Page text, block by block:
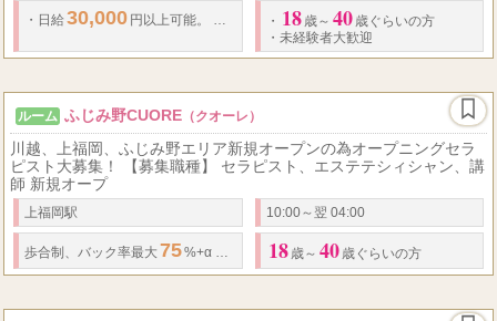
・ 日給 30,000 円以上可能。 ・ 分コースで1万5000円バックも可
・ 18 歳～ 40 歳ぐらいの方
・ 未経験者大歓迎
ルーム ふじみ野CUORE （クオーレ）
川越、上福岡、ふじみ野エリア新規オープンの為オープニングセラ
ピスト大募集！ 【募集職種】 セラピスト、エステテシィシャン、講
師 新規オープ
上福岡駅 10:00～翌 04:00
歩合制、 バック率最大75%+α １日 50,000 円以上可能☆最低日給
18 歳～ 40 歳ぐらいの方